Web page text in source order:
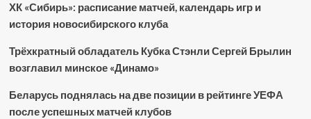
ХК «Сибирь»: расписание матчей, календарь игр и
история новосибирского клуба
Трёхкратный обладатель Кубка Стэнли Сергей Брылин
возглавил минское «Динамо»
Беларусь поднялась на две позиции в рейтинге УЕФА
после успешных матчей клубов